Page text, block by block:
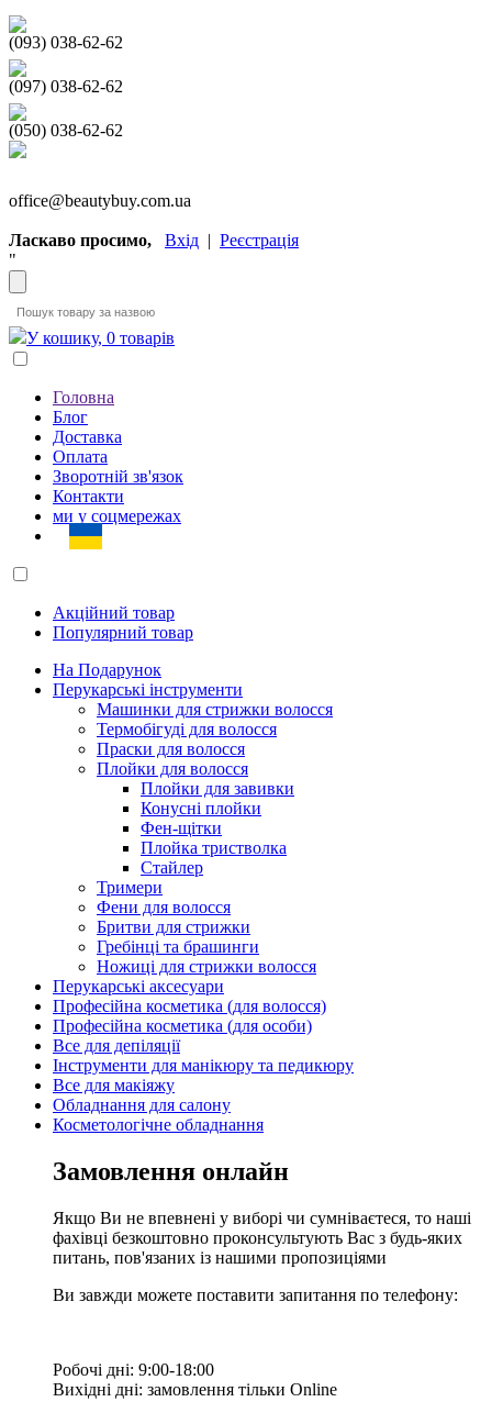
(093) 038-62-62
(097) 038-62-62
(050) 038-62-62
office@beautybuy.com.ua
Ласкаво просимо, Вхід | Реєстрація
"
У кошику, 0 товарів
Головна
Блог
Доставка
Оплата
Зворотній зв'язок
Контакти
ми у соцмережах
Акційний товар
Популярний товар
На Подарунок
Перукарські інструменти
Машинки для стрижки волосся
Термобігуді для волосся
Праски для волосся
Плойки для волосся
Плойки для завивки
Конусні плойки
Фен-щітки
Плойка тристволка
Стайлер
Тримери
Фени для волосся
Бритви для стрижки
Гребінці та брашинги
Ножиці для стрижки волосся
Перукарські аксесуари
Професійна косметика (для волосся)
Професійна косметика (для особи)
Все для депіляції
Інструменти для манікюру та педикюру
Все для макіяжу
Обладнання для салону
Косметологічне обладнання
Замовлення онлайн
Якщо Ви не впевнені у виборі чи сумніваєтеся, то наші
фахівці безкоштовно проконсультують Вас з будь-яких
питань, пов'язаних із нашими пропозиціями
Ви завжди можете поставити запитання по телефону:
Робочі дні: 9:00-18:00
Вихідні дні: замовлення тільки Online